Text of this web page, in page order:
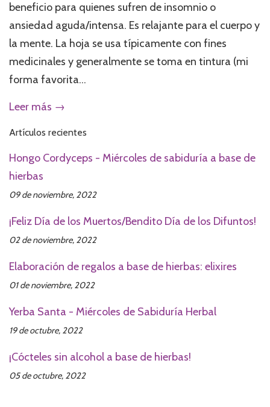
beneficio para quienes sufren de insomnio o
ansiedad aguda/intensa. Es relajante para el cuerpo y
la mente. La hoja se usa típicamente con fines
medicinales y generalmente se toma en tintura (mi
forma favorita...
Leer más →
Artículos recientes
Hongo Cordyceps - Miércoles de sabiduría a base de
hierbas
09 de noviembre, 2022
¡Feliz Día de los Muertos/Bendito Día de los Difuntos!
02 de noviembre, 2022
Elaboración de regalos a base de hierbas: elixires
01 de noviembre, 2022
Yerba Santa - Miércoles de Sabiduría Herbal
19 de octubre, 2022
¡Cócteles sin alcohol a base de hierbas!
05 de octubre, 2022